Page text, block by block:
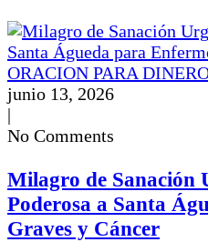
ORACION PARA
junio 13, 2026
|
No Comments
Milagro de Sanación
Poderosa a Santa
Graves y Cáncer